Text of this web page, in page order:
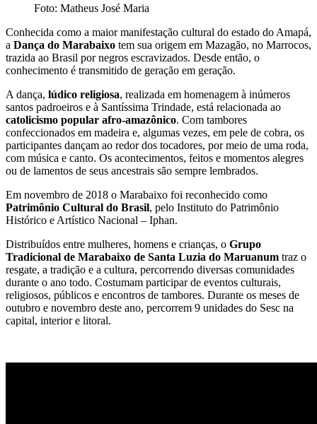
Foto: Matheus José Maria
Conhecida como a maior manifestação cultural do estado do Amapá,
a Dança do Marabaixo tem sua origem em Mazagão, no Marrocos,
trazida ao Brasil por negros escravizados. Desde então, o
conhecimento é transmitido de geração em geração.
A dança, lúdico religiosa, realizada em homenagem à inúmeros
santos padroeiros e à Santíssima Trindade, está relacionada ao
catolicismo popular afro-amazônico. Com tambores
confeccionados em madeira e, algumas vezes, em pele de cobra, os
participantes dançam ao redor dos tocadores, por meio de uma roda,
com música e canto. Os acontecimentos, feitos e momentos alegres
ou de lamentos de seus ancestrais são sempre lembrados.
Em novembro de 2018 o Marabaixo foi reconhecido como
Patrimônio Cultural do Brasil, pelo Instituto do Patrimônio
Histórico e Artístico Nacional – Iphan.
Distribuídos entre mulheres, homens e crianças, o Grupo
Tradicional de Marabaixo de Santa Luzia do Maruanum traz o
resgate, a tradição e a cultura, percorrendo diversas comunidades
durante o ano todo. Costumam participar de eventos culturais,
religiosos, públicos e encontros de tambores. Durante os meses de
outubro e novembro deste ano, percorrem 9 unidades do Sesc na
capital, interior e litoral.